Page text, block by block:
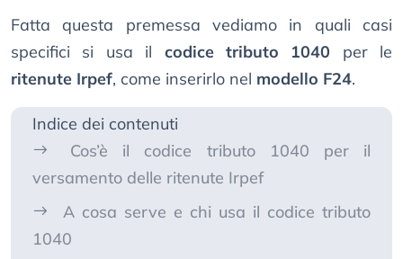
Fatta questa premessa vediamo in quali casi
specifici si usa il codice tributo 1040 per le
ritenute Irpef, come inserirlo nel modello F24.
Indice dei contenuti
Cos’è il codice tributo 1040 per il
versamento delle ritenute Irpef
A cosa serve e chi usa il codice tributo
1040